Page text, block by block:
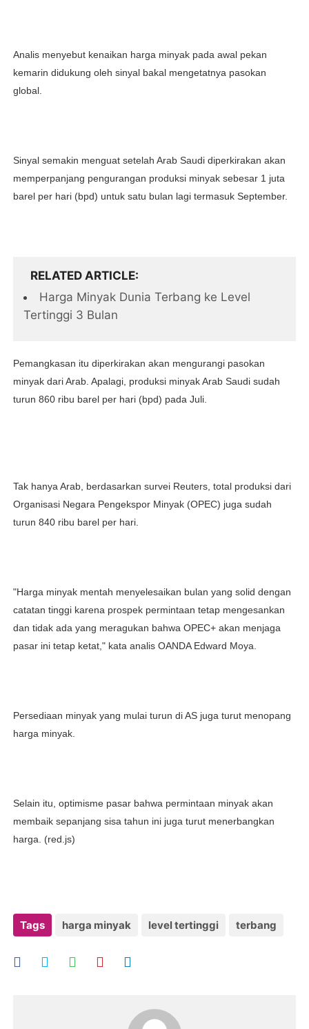
Analis menyebut kenaikan harga minyak pada awal pekan
kemarin didukung oleh sinyal bakal mengetatnya pasokan
global.
Sinyal semakin menguat setelah Arab Saudi diperkirakan akan
memperpanjang pengurangan produksi minyak sebesar 1 juta
barel per hari (bpd) untuk satu bulan lagi termasuk September.
RELATED ARTICLE
Harga Minyak Dunia Terbang ke Level
Tertinggi 3 Bulan
Pemangkasan itu diperkirakan akan mengurangi pasokan
minyak dari Arab. Apalagi, produksi minyak Arab Saudi sudah
turun 860 ribu barel per hari (bpd) pada Juli.
Tak hanya Arab, berdasarkan survei Reuters, total produksi dari
Organisasi Negara Pengekspor Minyak (OPEC) juga sudah
turun 840 ribu barel per hari.
"Harga minyak mentah menyelesaikan bulan yang solid dengan
catatan tinggi karena prospek permintaan tetap mengesankan
dan tidak ada yang meragukan bahwa OPEC+ akan menjaga
pasar ini tetap ketat," kata analis OANDA Edward Moya.
Persediaan minyak yang mulai turun di AS juga turut menopang
harga minyak.
Selain itu, optimisme pasar bahwa permintaan minyak akan
membaik sepanjang sisa tahun ini juga turut menerbangkan
harga. (red.js)
Tags harga minyak level tertinggi terbang